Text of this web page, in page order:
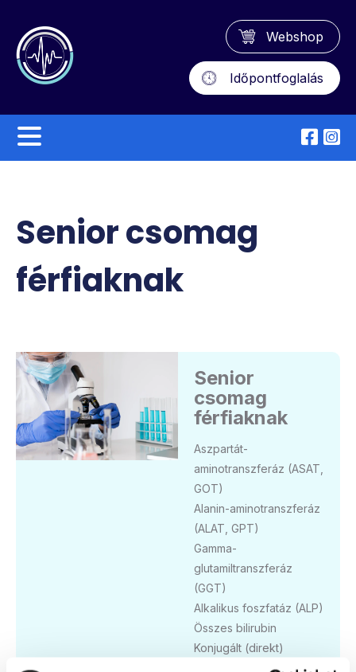
Webshop
Időpontfoglalás
Senior csomag
férfiaknak
Senior
csomag
férfiaknak
Aszpartát-
aminotranszferáz (ASAT,
GOT)
Alanin-aminotranszferáz
(ALAT, GPT)
Gamma-
glutamiltranszferáz
(GGT)
Alkalikus foszfatáz (ALP)
Összes bilirubin
Konjugált (direkt)